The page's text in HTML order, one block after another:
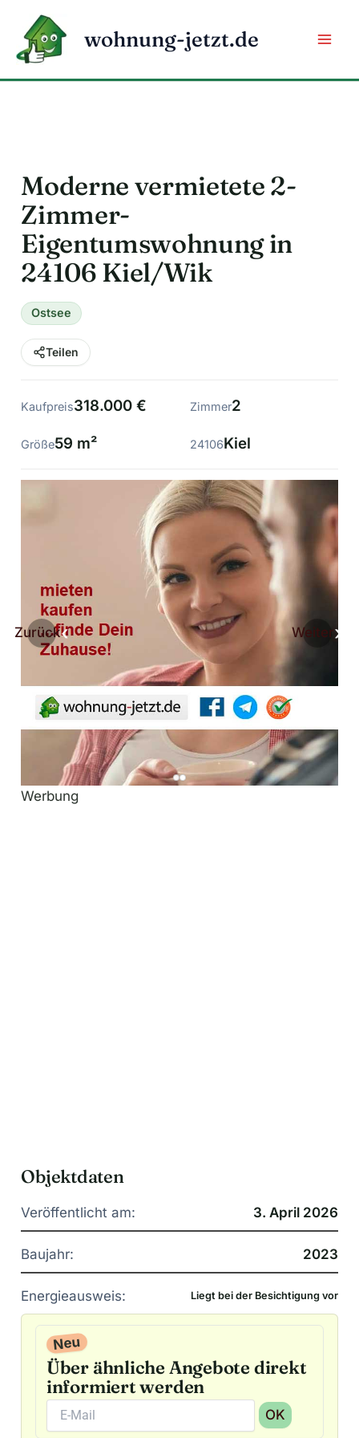
Inhalt
springen
wohnung-jetzt.de
Moderne vermietete 2-
Zimmer-
Eigentumswohnung in
24106 Kiel/Wik
Ostsee
Teilen
Kaufpreis318.000 € Zimmer2
Größe59 m² 24106Kiel
Zurück Weiter
Werbung
Objektdaten
Veröffentlicht am: 3. April 2026
Baujahr: 2023
Energieausweis: Liegt bei der Besichtigung vor
Neu
Über ähnliche Angebote direkt
informiert werden
OK